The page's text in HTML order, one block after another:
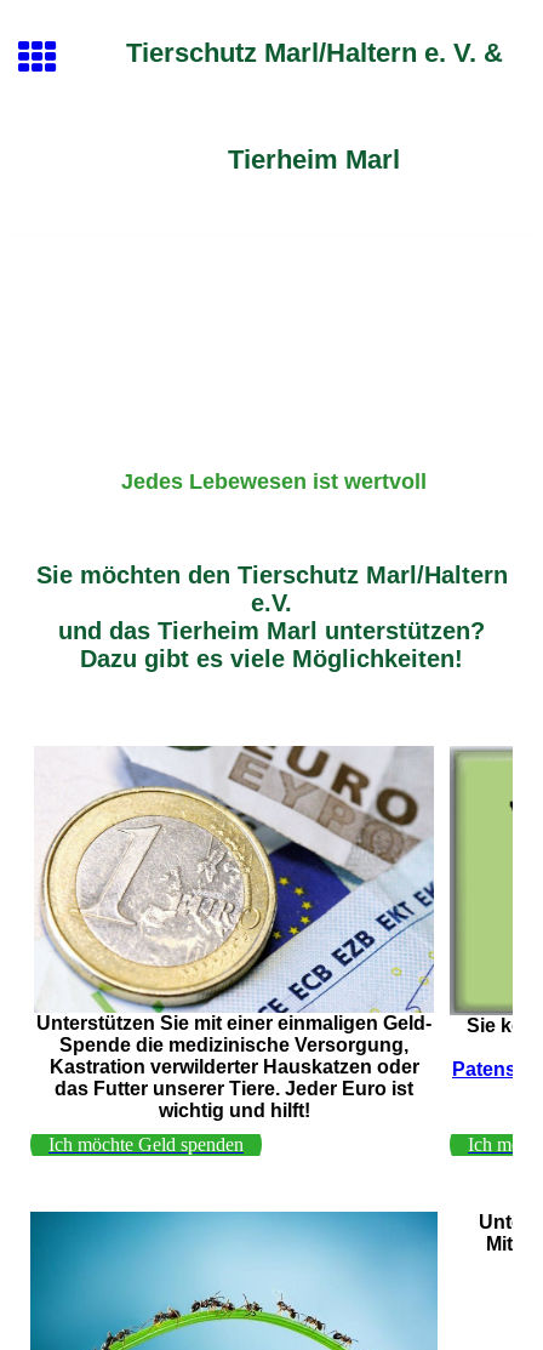
Tierschutz Marl/Haltern e. V. &
Tierheim Marl
Jedes Lebewesen ist wertvoll
Sie möchten den Tierschutz Marl/Haltern
e.V.
und das Tierheim Marl unterstützen?
Dazu gibt es viele Möglichkeiten!
Unterstützen Sie mit einer einmaligen Geld-
Spende die medizinische Versorgung,
Kastration verwilderter Hauskatzen oder
das Futter unserer Tiere. Jeder Euro ist
wichtig und hilft!
Sie
Ich möchte Geld spenden Ich